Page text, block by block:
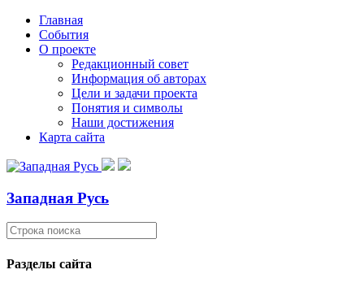
Главная
События
О проекте
Редакционный совет
Информация об авторах
Цели и задачи проекта
Понятия и символы
Наши достижения
Карта сайта
Западная Русь
Разделы сайта